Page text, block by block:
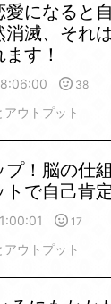
愛になると
消滅、それ
す！
38
アウトプット
！脳の仕
トで自己肯
17
アウトプット